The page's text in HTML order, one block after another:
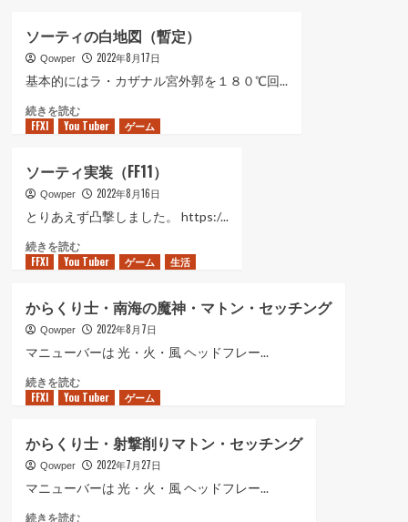
む
隊
の
行
に
つ
て
さ
ら
に
む
ソーティの白地図（暫定）
Qowper 2022年8月17日
基本的にはラ・カザナル宮外郭を１８０℃回...
続きを読むソ
ー
の
白
地
（暫
定）
つ
い
て
さ
に
読
FFXI You Tuber ゲーム
ソーティ実装（FF11）
Qowper 2022年8月16日
とりあえず凸撃しました。 https:/...
続きを読むソ
ー
実
装
（FF11）
つ
い
さ
ら
に
読
FFXI You Tuber ゲーム 生活
からくり士・南海の魔神・マトン・セッチング
Qowper 2022年8月7日
マニューバーは 光・火・風 ヘッドフレー...
続きを読むか
ら
士・
南
海
魔
FFXI You Tuber ゲーム
からくり士・射撃削りマトン・セッチング
Qowper 2022年7月27日
マニューバーは 光・火・風 ヘッドフレー...
続きを読むか